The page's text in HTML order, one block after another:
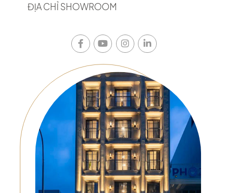
ĐỊA CHỈ SHOWROOM